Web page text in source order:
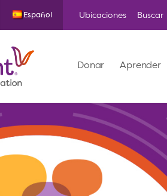
Español Ubicaciones Buscar
Donar Aprender